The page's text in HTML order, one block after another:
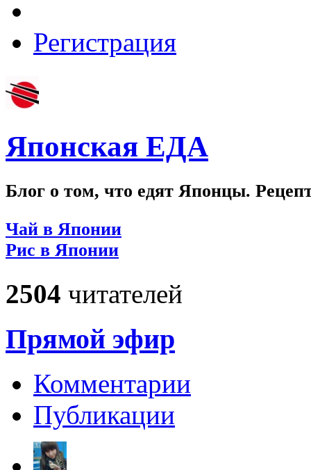
Регистрация
Японская ЕДА
Блог о том, что едят Японцы.
Чай в Японии
Рис в Японии
2504 читателей
Прямой эфир
Комментарии
Публикации